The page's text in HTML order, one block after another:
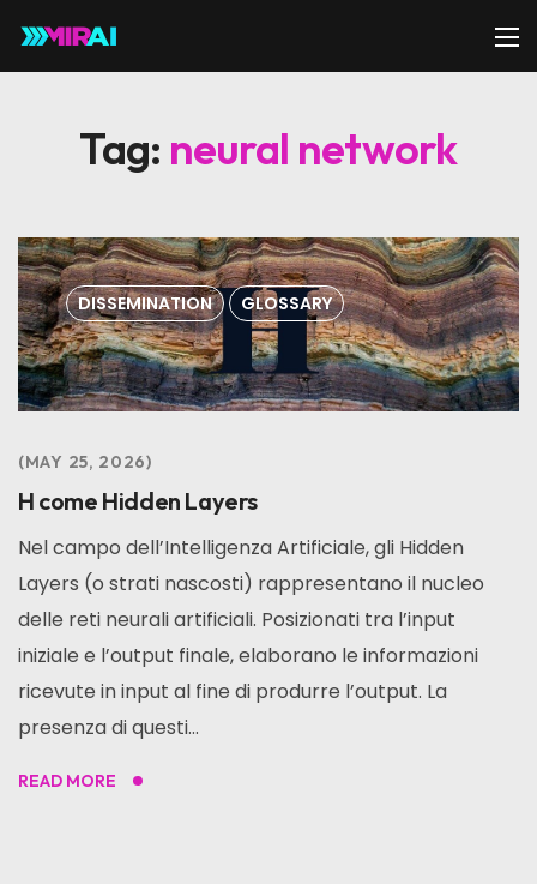
Tag: neural network
DISSEMINATION GLOSSARY
MAY 25, 2026
H come Hidden Layers
Nel campo dell’Intelligenza Artificiale, gli Hidden
Layers (o strati nascosti) rappresentano il nucleo
delle reti neurali artificiali. Posizionati tra l’input
iniziale e l’output finale, elaborano le informazioni
ricevute in input al fine di produrre l’output. La
presenza di questi...
READ MORE